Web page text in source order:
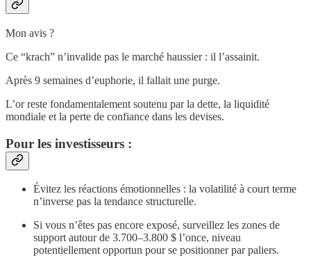
Mon avis ?
Ce “krach” n’invalide pas le marché haussier : il l’assainit.
Après 9 semaines d’euphorie, il fallait une purge.
L’or reste fondamentalement soutenu par la dette, la liquidité
mondiale et la perte de confiance dans les devises.
Pour les investisseurs :
Évitez les réactions émotionnelles : la volatilité à court terme
n’inverse pas la tendance structurelle.
Si vous n’êtes pas encore exposé, surveillez les zones de
support autour de 3.700–3.800 $ l’once, niveau
potentiellement opportun pour se positionner par paliers.